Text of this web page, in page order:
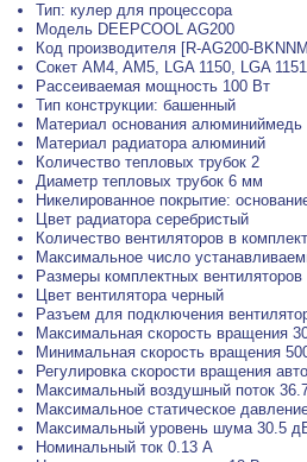
Тип: кулер для процессора
Модель DEEPCOOL AG200
Код производителя [R-AG200-
Сокет AM4, AM5, LGA 1150, LGA
Рассеиваемая мощность 100 Вт
Тип конструкции: башенный
Материал основания алюминиймедь
Материал радиатора алюминий
Количество тепловых трубок 2
Диаметр тепловых трубок 6 мм
Никелированное покрытие:
Цвет радиатора серебристый
Количество вентиляторов в
Максимальное число
Размеры комплектных
Цвет вентилятора черный
Разъем для подключения
Максимальная скорость вращения
Минимальная скорость вращения
Регулировка скорости вращения
Максимальный воздушный поток
Максимальное статическое
Максимальный уровень шума 30.5
Номинальный ток 0.13 А